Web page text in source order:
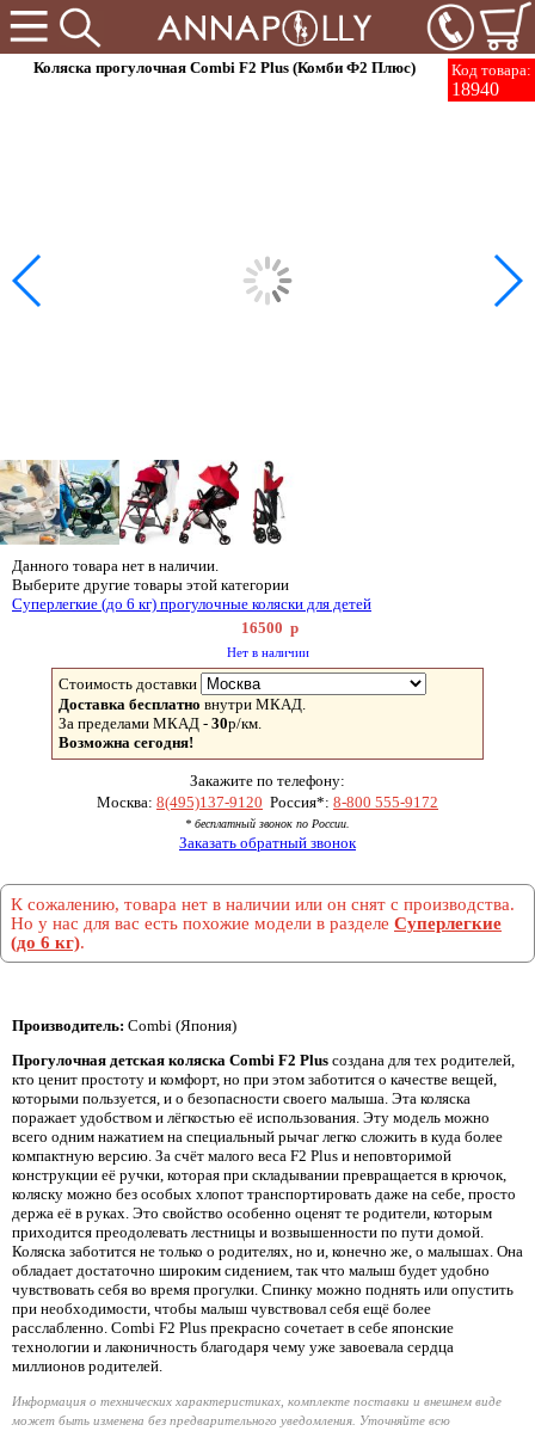
Код товара:
18940
Коляска прогулочная Combi F2 Plus (Комби Ф2 Плюс)
Данного товара нет в наличии.
Выберите другие товары этой категории
Суперлегкие (до 6 кг) прогулочные коляски для детей
16500 р
Нет в наличии
Стоимость доставки
Доставка бесплатно внутри МКАД.
За пределами МКАД - 30р/км.
Возможна сегодня!
Закажите по телефону:
Москва: 8(495)137-9120 Россия*: 8-800 555-9172
* бесплатный звонок по России.
Заказать обратный звонок
К сожалению, товара нет в наличии или он снят с производства.
Но у нас для вас есть похожие модели в разделе Суперлегкие
(до 6 кг).
Производитель: Combi (Япония)
Прогулочная детская коляска Combi F2 Plus создана для тех родителей,
кто ценит простоту и комфорт, но при этом заботится о качестве вещей,
которыми пользуется, и о безопасности своего малыша. Эта коляска
поражает удобством и лёгкостью её использования. Эту модель можно
всего одним нажатием на специальный рычаг легко сложить в куда более
компактную версию. За счёт малого веса F2 Plus и неповторимой
конструкции её ручки, которая при складывании превращается в крючок,
коляску можно без особых хлопот транспортировать даже на себе, просто
держа её в руках. Это свойство особенно оценят те родители, которым
приходится преодолевать лестницы и возвышенности по пути домой.
Коляска заботится не только о родителях, но и, конечно же, о малышах. Она
обладает достаточно широким сидением, так что малыш будет удобно
чувствовать себя во время прогулки. Спинку можно поднять или опустить
при необходимости, чтобы малыш чувствовал себя ещё более
расслабленно. Combi F2 Plus прекрасно сочетает в себе японские
технологии и лаконичность благодаря чему уже завоевала сердца
миллионов родителей.
Информация о технических характеристиках, комплекте поставки и внешнем виде
может быть изменена без предварительного уведомления. Уточняйте всю